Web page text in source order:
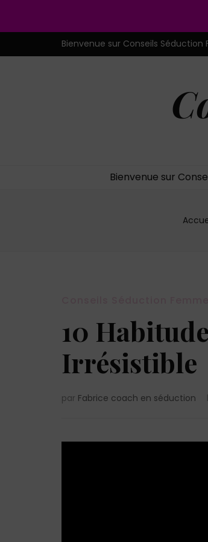
Bienvenue sur Conseils Séduction
Bienvenue sur
10
Irrésistible
par Fabrice coach en séduction